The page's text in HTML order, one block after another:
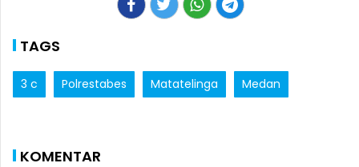
TAGS
3 c Polrestabes Matatelinga Medan
KOMENTAR